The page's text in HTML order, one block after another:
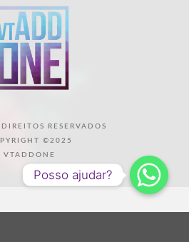
RESERVADOS
©2025
VTADDONE
Posso ajudar?